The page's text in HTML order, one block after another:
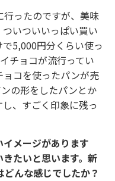
ったのですが、美味
いついいっぱい買い
5,000円分くらい使っ
ョコが流行ってい
コを使ったパンが売
の形をしたパンとか
、すごく印象に残っ
メージがあります
たいと思います。新
んな感じでしたか？